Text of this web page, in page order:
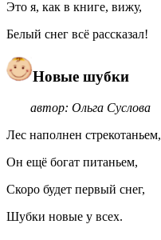
Это я, как в книге, вижу,
Белый снег всё рассказал!
Новые шубки
автор: Ольга Суслова
Лес наполнен стрекотаньем,
Он ещё богат питаньем,
Скоро будет первый снег,
Шубки новые у всех.